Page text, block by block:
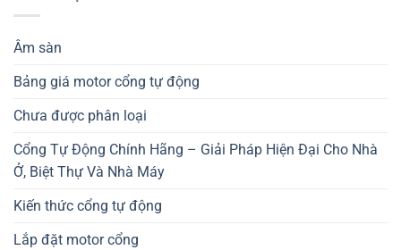
Âm sàn
Bảng giá motor cổng tự động
Chưa được phân loại
Cổng Tự Động Chính Hãng – Giải Pháp Hiện Đại Cho Nhà
Ở, Biệt Thự Và Nhà Máy
Kiến thức cổng tự động
Lắp đặt motor cổng